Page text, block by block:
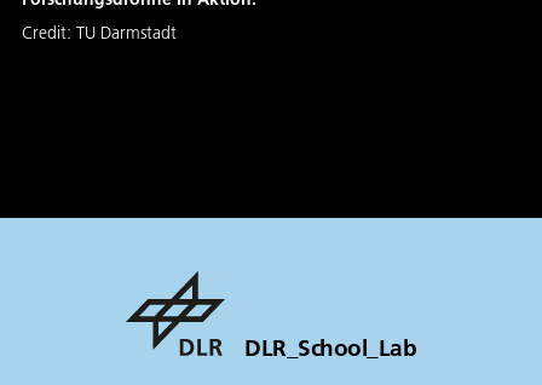
Credit: TU Darmstadt
DLR_School_Lab